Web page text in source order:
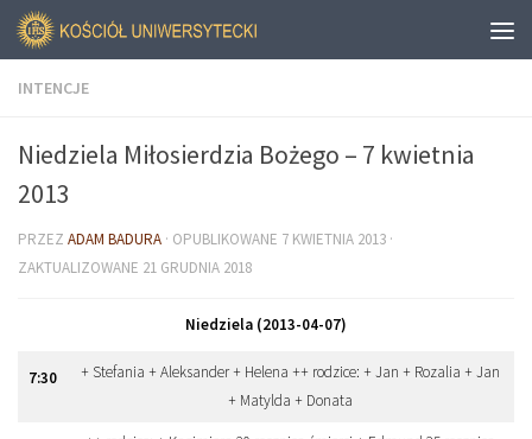
INTENCJE
Niedziela Miłosierdzia Bożego – 7 kwietnia
2013
PRZEZ ADAM BADURA · OPUBLIKOWANE 7 KWIETNIA 2013 ·
ZAKTUALIZOWANE 21 GRUDNIA 2018
Niedziela (2013-04-07)
7:30
+ Stefania + Aleksander + Helena ++ rodzice: + Jan + Rozalia + Jan
+ Matylda + Donata